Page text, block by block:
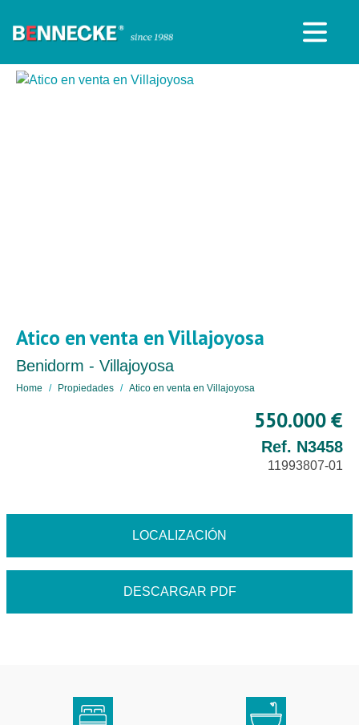
Atico en venta en Villajoyosa
Benidorm - Villajoyosa
Home Propiedades Atico en venta en Villajoyosa
550.000 €
Ref. N3458
11993807-01
LOCALIZACIÓN
DESCARGAR PDF